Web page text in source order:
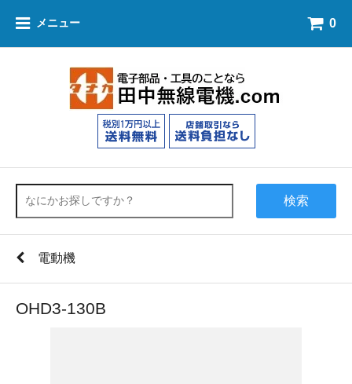
メニュー 0
検索
電動機
OHD3-130B